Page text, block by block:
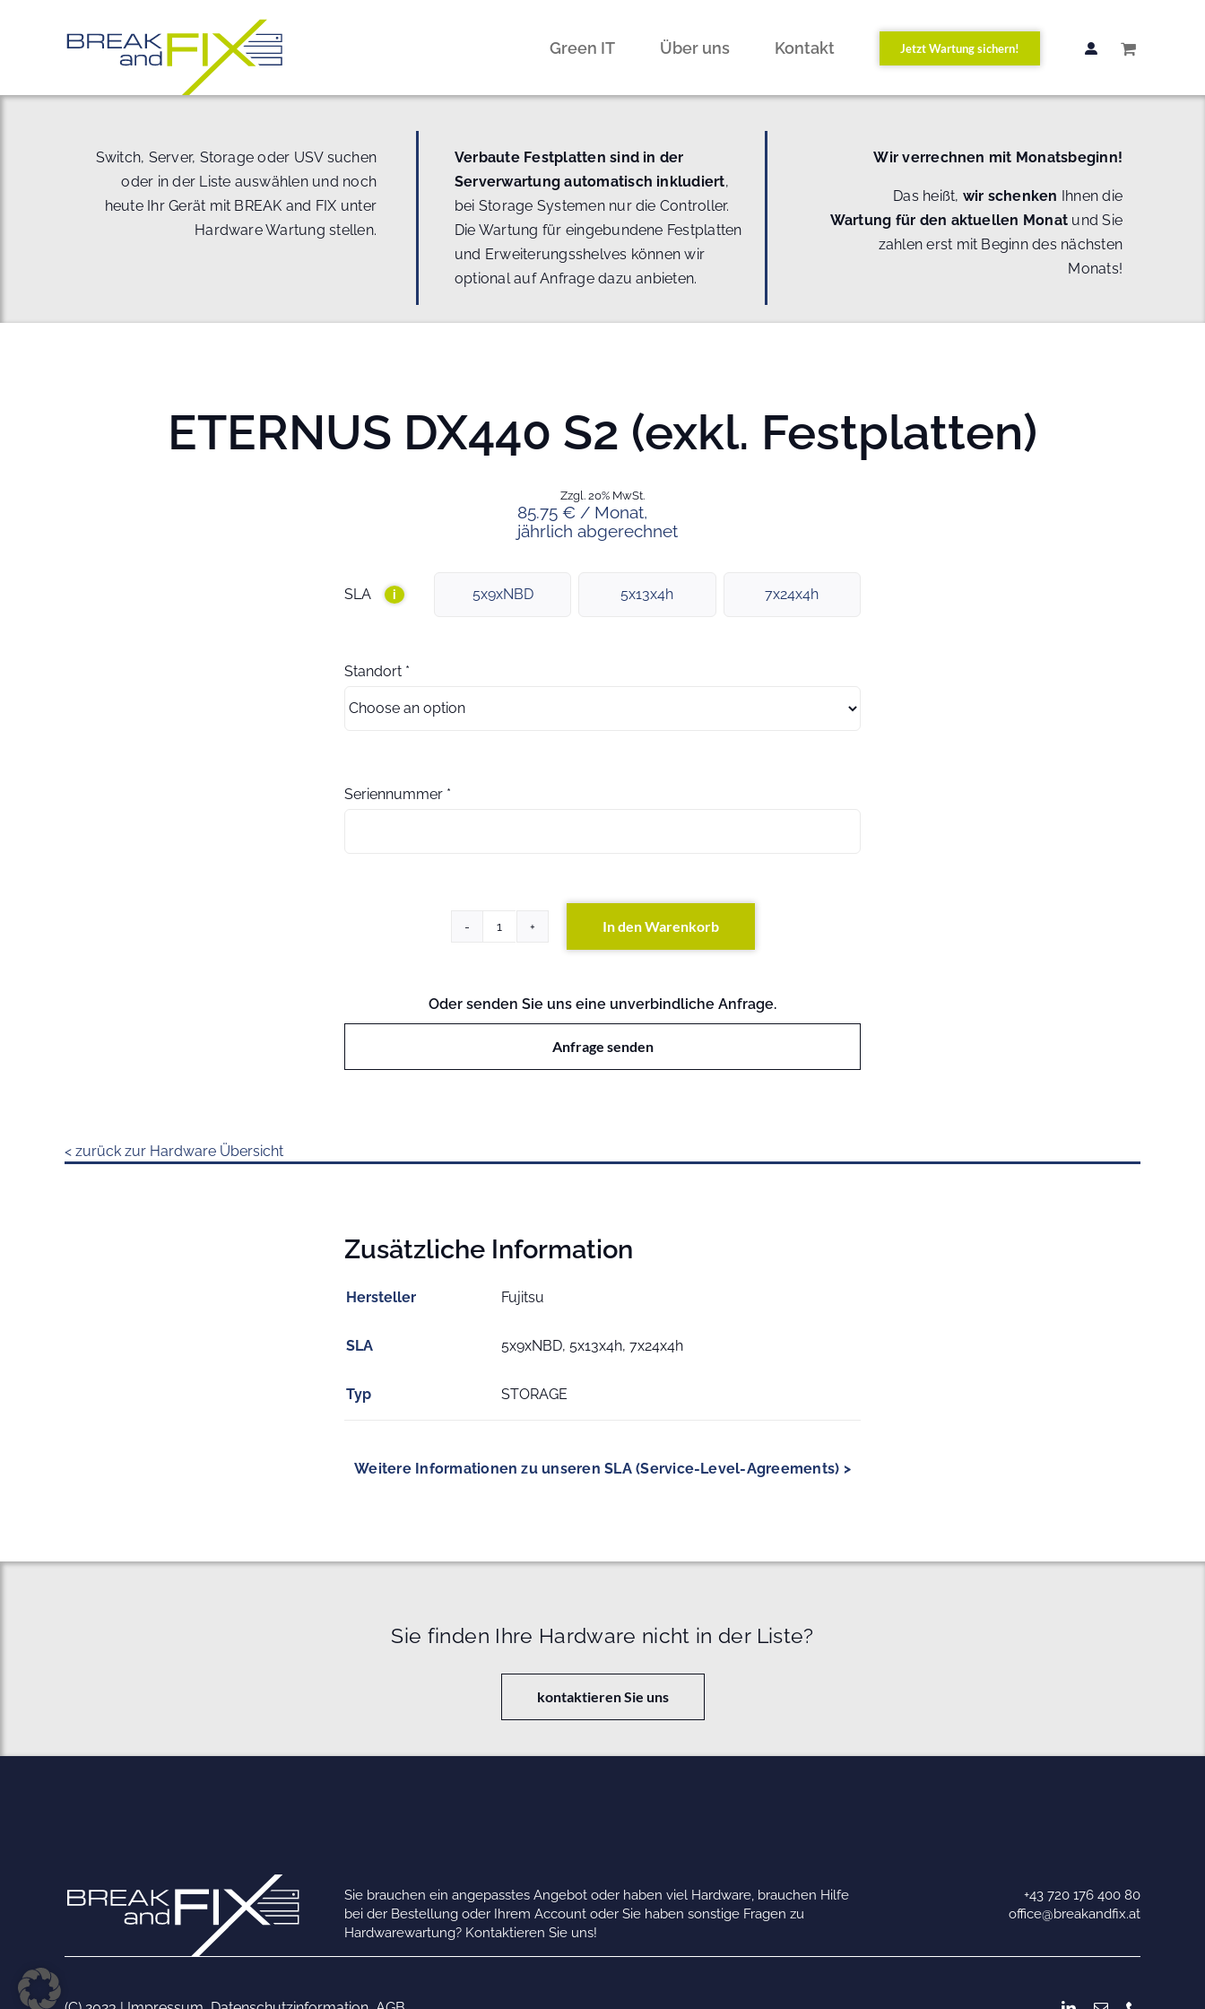
Green IT Über uns Kontakt Jetzt Wartung sichern!
Switch, Server, Storage oder USV suchen
oder in der Liste auswählen und noch
heute Ihr Gerät mit BREAK and FIX unter
Hardware Wartung stellen.
Verbaute Festplatten sind in der
Serverwartung automatisch inkludiert,
bei Storage Systemen nur die Controller.
Die Wartung für eingebundene Festplatten
und Erweiterungsshelves können wir
optional auf Anfrage dazu anbieten.
Wir verrechnen mit Monatsbeginn!
Das heißt, wir schenken Ihnen die
Wartung für den aktuellen Monat und Sie
zahlen erst mit Beginn des nächsten
Monats!
ETERNUS DX440 S2 (exkl. Festplatten)
85.75 € / Monat,
jährlich abgerechnet
Zzgl. 20% MwSt.
SLA i 5x9xNBD 5x13x4h 7x24x4h
Standort *
Seriennummer *
ETERNUS
Festplatten)
In den Warenkorb
Oder senden Sie uns eine unverbindliche Anfrage.
Anfrage senden
< zurück zur Hardware Übersicht
Zusätzliche Information
Hersteller Fujitsu
SLA 5x9xNBD, 5x13x4h, 7x24x4h
Typ STORAGE
Weitere Informationen zu unseren SLA (Service-Level-Agreements) >
Sie finden Ihre Hardware nicht in der Liste?
kontaktieren Sie uns
Sie brauchen ein angepasstes Angebot oder haben viel Hardware, brauchen Hilfe
bei der Bestellung oder Ihrem Account oder Sie haben sonstige Fragen zu
Hardwarewartung? Kontaktieren Sie uns!
+43 720 176 400 80
office@breakandfix.at